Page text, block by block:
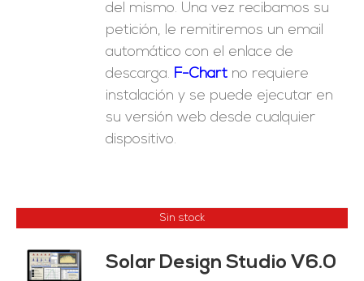
del mismo. Una vez recibamos su
petición, le remitiremos un email
automático con el enlace de
descarga. F-Chart no requiere
instalación y se puede ejecutar en
su versión web desde cualquier
dispositivo.
Sin stock
Solar Design Studio V6.0